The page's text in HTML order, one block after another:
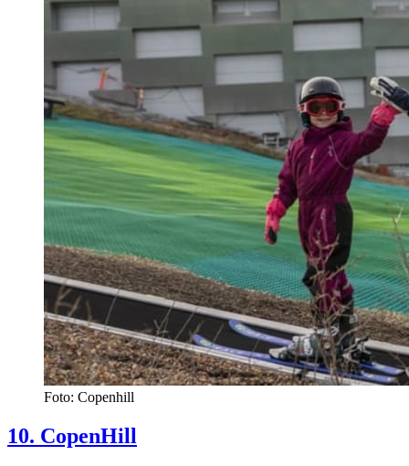
Foto: Copenhill
10. CopenHill